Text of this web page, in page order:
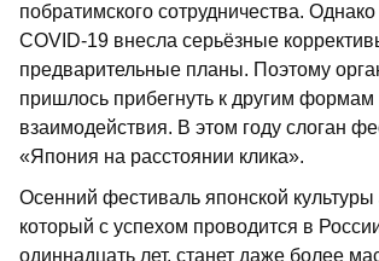
побратимского сотрудничества.
COVID-19 внесла серьёзные
предварительные планы. Поэтому
пришлось прибегнуть к другим формам
взаимодействия. В этом году слоган
«Япония на расстоянии клика».
Осенний фестиваль японской культуры
который с успехом проводится в
одиннадцать лет, станет даже более